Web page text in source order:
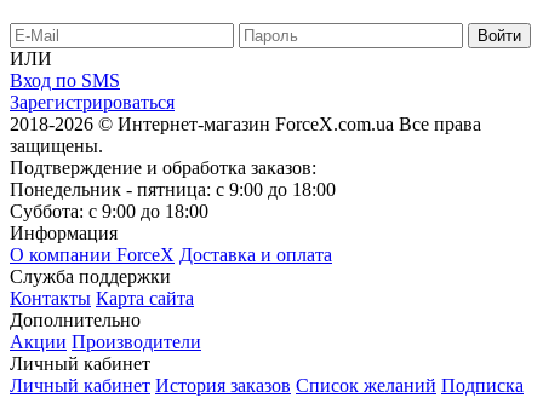
ИЛИ
Вход по SMS
Зарегистрироваться
2018-2026 © Интернет-магазин ForceX.com.ua Все права
защищены.
Подтверждение и обработка заказов:
Понедельник - пятница: с 9:00 до 18:00
Суббота: с 9:00 до 18:00
Информация
О компании ForceX Доставка и оплата
Служба поддержки
Контакты Карта сайта
Дополнительно
Акции Производители
Личный кабинет
Личный кабинет История заказов Список желаний Подписка